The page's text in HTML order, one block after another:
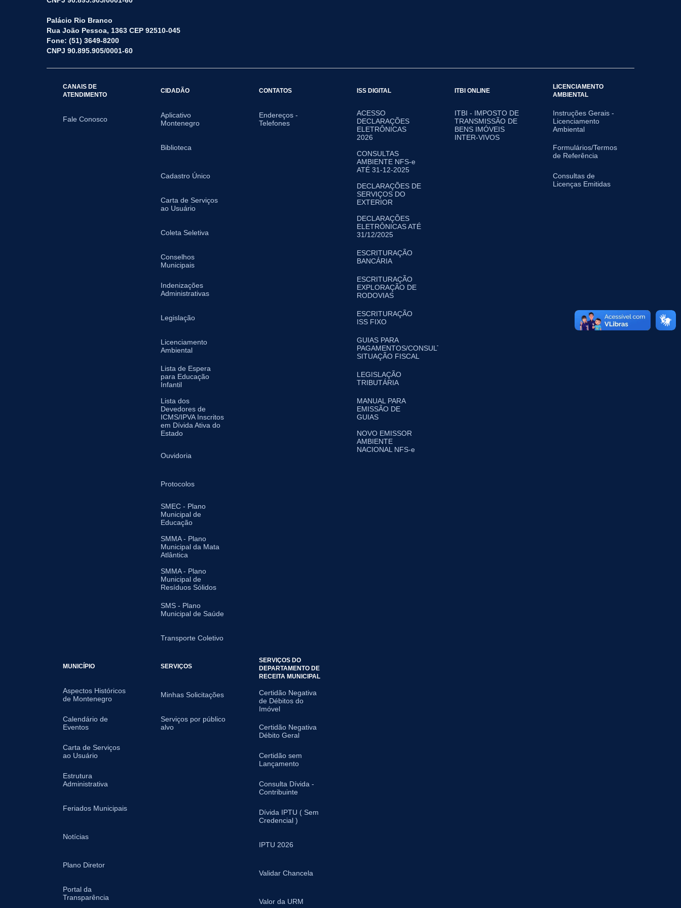
Palácio Rio Branco
Rua João Pessoa, 1363 CEP 92510-045
Fone: (51) 3649-8200
CNPJ 90.895.905/0001-60
CANAIS DE
ATENDIMENTO
Fale Conosco
CIDADÃO
Aplicativo
Montenegro
Biblioteca
Cadastro Único
Carta de Serviços
ao Usuário
Coleta Seletiva
Conselhos
Municipais
Indenizações
Administrativas
Legislação
Licenciamento
Ambiental
Lista de Espera
para Educação
Infantil
Lista dos
Devedores de
ICMS/IPVA Inscritos
em Dívida Ativa do
Estado
Ouvidoria
Protocolos
SMEC - Plano
Municipal de
Educação
SMMA - Plano
Municipal da Mata
Atlântica
SMMA - Plano
Municipal de
Resíduos Sólidos
SMS - Plano
Municipal de Saúde
Transporte Coletivo
CONTATOS
Endereços -
Telefones
ISS DIGITAL
ACESSO
DECLARAÇÕES
ELETRÔNICAS
2026
CONSULTAS
AMBIENTE NFS-e
ATÉ 31-12-2025
DECLARAÇÕES DE
SERVIÇOS DO
EXTERIOR
DECLARAÇÕES
ELETRÔNICAS ATÉ
31/12/2025
ESCRITURAÇÃO
BANCÁRIA
ESCRITURAÇÃO
EXPLORAÇÃO DE
RODOVIAS
ESCRITURAÇÃO
ISS FIXO
GUIAS PARA
PAGAMENTOS/CONSULTA
SITUAÇÃO FISCAL
LEGISLAÇÃO
TRIBUTÁRIA
MANUAL PARA
EMISSÃO DE
GUIAS
NOVO EMISSOR
AMBIENTE
NACIONAL NFS-e
ITBI ONLINE
ITBI - IMPOSTO DE
TRANSMISSÃO DE
BENS IMÓVEIS
INTER-VIVOS
LICENCIAMENTO
AMBIENTAL
Instruções Gerais -
Licenciamento
Ambiental
Formulários/Termos
de Referência
Consultas de
Licenças Emitidas
MUNICÍPIO
Aspectos Históricos
de Montenegro
Calendário de
Eventos
Carta de Serviços
ao Usuário
Estrutura
Administrativa
Feriados Municipais
Notícias
Plano Diretor
Portal da
Transparência
SERVIÇOS
Minhas Solicitações
Serviços por público
alvo
SERVIÇOS DO
DEPARTAMENTO DE
RECEITA MUNICIPAL
Certidão Negativa
de Débitos do
Imóvel
Certidão Negativa
Débito Geral
Certidão sem
Lançamento
Consulta Dívida -
Contribuinte
Dívida IPTU ( Sem
Credencial )
IPTU 2026
Validar Chancela
Valor da URM